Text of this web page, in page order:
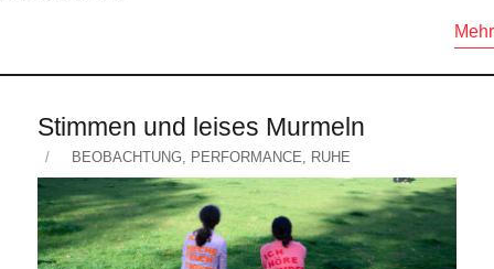
Mehr
Stimmen und leises Murmeln
Veröffentlicht
am
KATEGORIEN
BEOBACHTUNG, PERFORMANCE, RUHE